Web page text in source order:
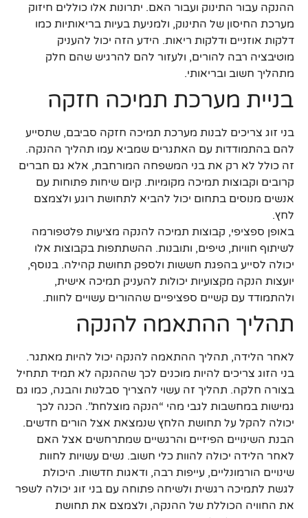
ההנקה עבור התינוק ועבור האם. יתרונות אלו כוללים חיזוק
מערכת החיסון של התינוק, ולמניעת בעיות בריאותיות כמו
דלקות אוזניים ודלקות ריאות. הידע הזה יכול להעניק
מוטיבציה רבה להורים, ולעזור להם להרגיש שהם חלק
מתהליך חשוב ובריאותי.
בניית מערכת תמיכה חזקה
בני זוג צריכים לבנות מערכת תמיכה חזקה סביבם, שתסייע
להם בהתמודדות עם האתגרים שמביא עמו תהליך ההנקה.
זה כולל לא רק את בני המשפחה המורחבת, אלא גם חברים
קרובים וקבוצות תמיכה מקומיות. קיום שיחות פתוחות עם
אנשים מנוסים בתחום יכול להביא לתחושת רוגע ולצמצם
לחץ.
באופן ספציפי, קבוצות תמיכה להנקה מציעות פלטפורמה
לשיתוף חוויות, טיפים, ותובנות. ההשתתפות בקבוצות אלו
יכולה לסייע בהפגת חששות ולספק תחושת קהילה. בנוסף,
יועצות הנקה מקצועיות יכולות להעניק תמיכה אישית,
ולהתמודד עם קשיים ספציפיים שההורים עשויים לחוות.
תהליך ההתאמה להנקה
לאחר הלידה, תהליך ההתאמה להנקה יכול להיות מאתגר.
בני הזוג צריכים להיות מוכנים לכך שההנקה לא תמיד תתחיל
בצורה חלקה. תהליך זה עשוי להצריך סבלנות והבנה, כמו גם
גמישות במחשבות לגבי מהי “הנקה מוצלחת”. הכנה לכך
יכולה להקל על תחושת הלחץ שנמצאת אצל הורים חדשים.
הבנת השינויים הפיזיים והרגשיים שמתרחשים אצל האם
לאחר הלידה יכולה להוות כלי חשוב. נשים עשויות לחוות
שינויים הורמונליים, עייפות רבה, ודאגות חדשות. היכולת
לגשת לתמיכה רגשית ולשיחה פתוחה עם בני זוג יכולה לשפר
את החוויה הכוללת של ההנקה, ולצמצם את תחושת